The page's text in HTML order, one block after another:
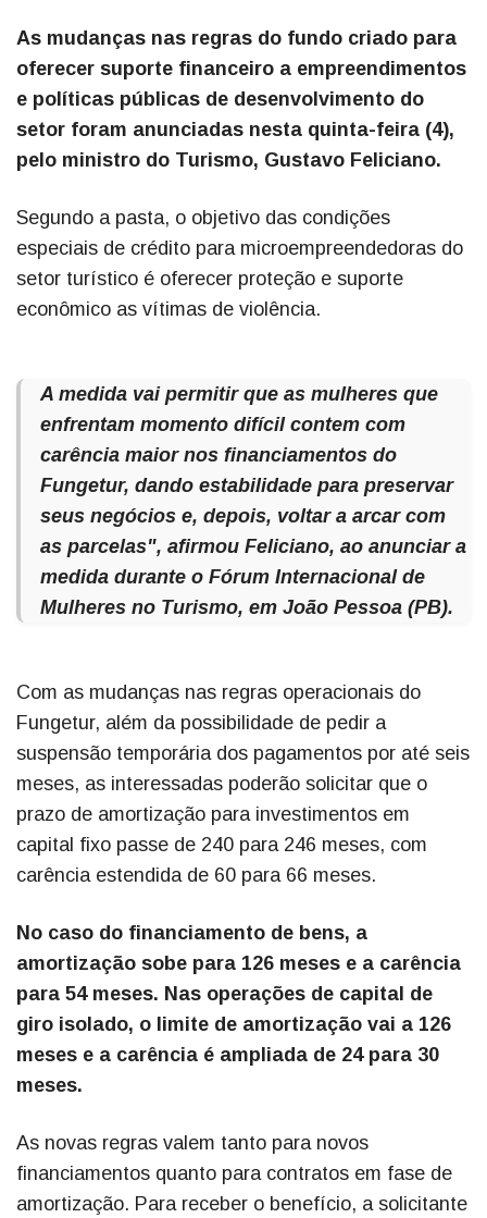
As mudanças nas regras do fundo criado para
oferecer suporte financeiro a empreendimentos
e políticas públicas de desenvolvimento do
setor foram anunciadas nesta quinta-feira (4),
pelo ministro do Turismo, Gustavo Feliciano.
Segundo a pasta, o objetivo das condições
especiais de crédito para microempreendedoras do
setor turístico é oferecer proteção e suporte
econômico as vítimas de violência.
A medida vai permitir que as mulheres que
enfrentam momento difícil contem com
carência maior nos financiamentos do
Fungetur, dando estabilidade para preservar
seus negócios e, depois, voltar a arcar com
as parcelas", afirmou Feliciano, ao anunciar a
medida durante o Fórum Internacional de
Mulheres no Turismo, em João Pessoa (PB).
Com as mudanças nas regras operacionais do
Fungetur, além da possibilidade de pedir a
suspensão temporária dos pagamentos por até seis
meses, as interessadas poderão solicitar que o
prazo de amortização para investimentos em
capital fixo passe de 240 para 246 meses, com
carência estendida de 60 para 66 meses.
No caso do financiamento de bens, a
amortização sobe para 126 meses e a carência
para 54 meses. Nas operações de capital de
giro isolado, o limite de amortização vai a 126
meses e a carência é ampliada de 24 para 30
meses.
As novas regras valem tanto para novos
financiamentos quanto para contratos em fase de
amortização. Para receber o benefício, a solicitante